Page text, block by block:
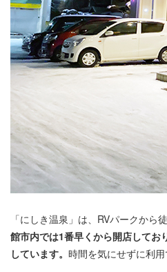
「にしき温泉」は、RVパークから
館市内では1番早くから開店してお
しています。 時間を気にせずに利用